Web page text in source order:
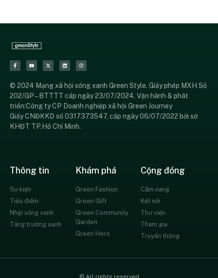
© 2024 Mạng xã hội sống xanh Green Style. Giấy phép MXH Số
202/GP – BTTTT cấp ngày 23/07/2024. Vận hành & phát
triển:Công ty CP Doanh nghiệp xã hội Green Journey
Giấy CNĐKKD số 0317373547, cấp ngày 06/07/2022 bởi sở
KHĐT TP.Hồ Chí Minh.
Thông tin
Sự kiện
Tiêu điểm
Nhịp sống xanh
Tăng trưởng xanh
Khám phá
Green Fashion
Green Gift
Green Community
Garden
Green Hero
Cộng đồng
Cẩm nang
Kết nối
Thư viện
Tham gia
Truyền thông